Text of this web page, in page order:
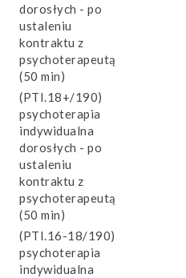
dorosłych - po
ustaleniu
kontraktu z
psychoterapeutą
(50 min)
(PTI.18+/190)
psychoterapia
indywidualna
dorosłych - po
ustaleniu
kontraktu z
psychoterapeutą
(50 min)
(PTI.16-18/190)
psychoterapia
indywidualna